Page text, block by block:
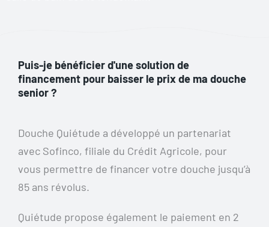
Puis-je bénéficier d'une solution de
financement pour baisser le prix de ma douche
senior ?
Douche Quiétude a développé un partenariat
avec Sofinco, filiale du Crédit Agricole, pour
vous permettre de financer votre douche jusqu’à
85 ans révolus.
Quiétude propose également le paiement en 2